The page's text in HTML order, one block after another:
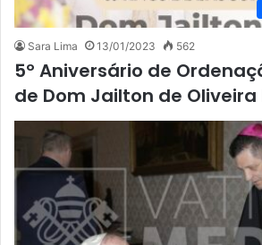
Sara Lima 13/01/2023 562
5º Aniversário de
de Dom Jailton de Oliveira